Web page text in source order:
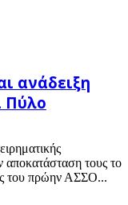
ανάδειξη
Πύλο
αποκατάσταση τους το
του πρώην ΑΣΣΟ...